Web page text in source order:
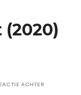
(2020)
ACHTER